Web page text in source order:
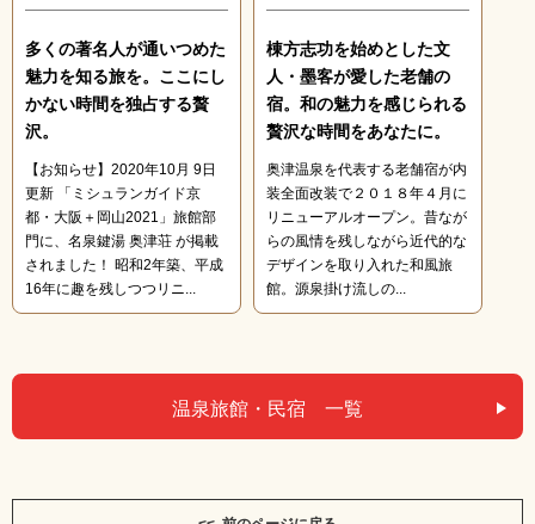
多くの著名人が通いつめた
魅力を知る旅を。ここにし
かない時間を独占する贅
沢。
【お知らせ】2020年10月 9日
更新 「ミシュランガイド京
都・大阪＋岡山2021」旅館部
門に、名泉鍵湯 奥津荘 が掲載
されました！ 昭和2年築、平成
16年に趣を残しつつリニ...
棟方志功を始めとした文
人・墨客が愛した老舗の
宿。和の魅力を感じられる
贅沢な時間をあなたに。
奥津温泉を代表する老舗宿が内
装全面改装で２０１８年４月に
リニューアルオープン。昔なが
らの風情を残しながら近代的な
デザインを取り入れた和風旅
館。源泉掛け流しの...
温泉旅館・民宿 一覧